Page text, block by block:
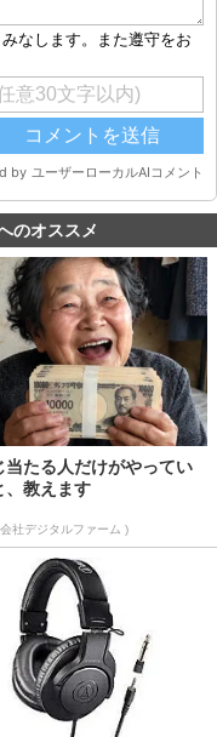
のオススメ
当たる人だけがやってい
、教えます
社デジタルファーム )